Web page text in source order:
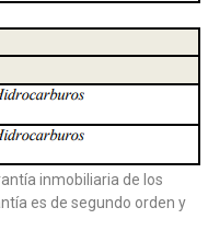
inmobiliaria de los
es de segundo orden y